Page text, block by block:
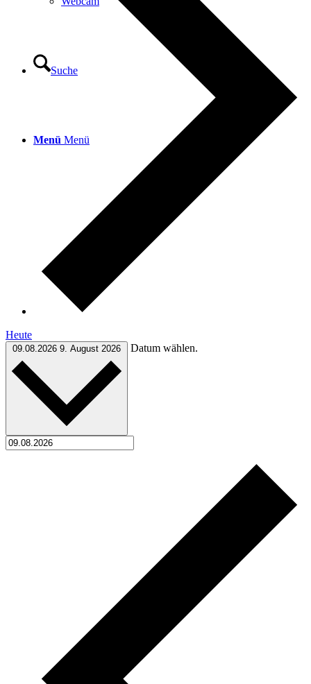
Suche
Menü Menü
Heute
09.08.2026 9. August 2026 Datum wählen.